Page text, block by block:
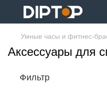
Умные часы и фитнес-
Аксессуары для
Фильтр